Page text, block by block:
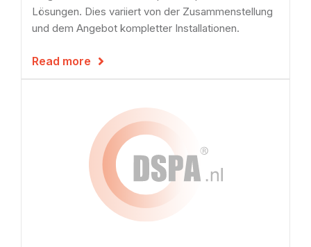
Lösungen. Dies variiert von der Zusammenstellung
und dem Angebot kompletter Installationen.
Read more 